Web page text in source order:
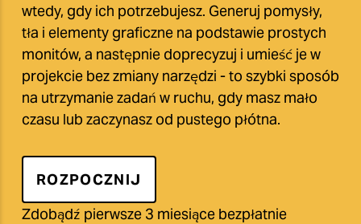
wtedy, gdy ich potrzebujesz. Generuj pomysły,
tła i elementy graficzne na podstawie prostych
monitów, a następnie doprecyzuj i umieść je w
projekcie bez zmiany narzędzi - to szybki sposób
na utrzymanie zadań w ruchu, gdy masz mało
czasu lub zaczynasz od pustego płótna.
ROZPOCZNIJ
Zdobądź pierwsze 3 miesiące bezpłatnie